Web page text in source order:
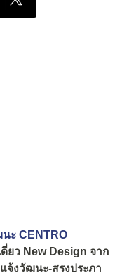
นะ CENTRO
ดี่ยว New Design จาก
จ้งวัฒนะ-สรงประภา